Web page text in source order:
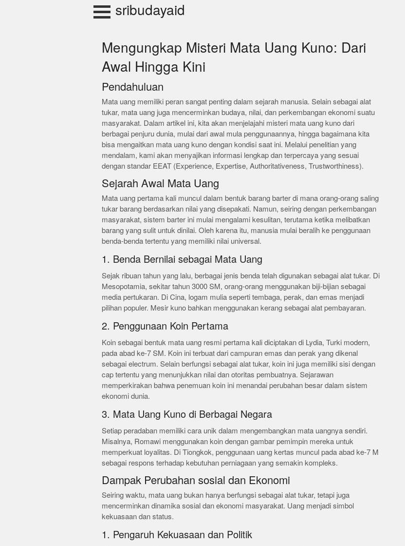
sribudayaid
Mengungkap Misteri Mata Uang Kuno: Dari
Awal Hingga Kini
Pendahuluan
Mata uang memiliki peran sangat penting dalam sejarah manusia. Selain sebagai alat
tukar, mata uang juga mencerminkan budaya, nilai, dan perkembangan ekonomi suatu
masyarakat. Dalam artikel ini, kita akan menjelajahi misteri mata uang kuno dari
berbagai penjuru dunia, mulai dari awal mula penggunaannya, hingga bagaimana kita
bisa mengaitkan mata uang kuno dengan kondisi saat ini. Melalui penelitian yang
mendalam, kami akan menyajikan informasi lengkap dan terpercaya yang sesuai
dengan standar EEAT (Experience, Expertise, Authoritativeness, Trustworthiness).
Sejarah Awal Mata Uang
Mata uang pertama kali muncul dalam bentuk barang barter di mana orang-orang saling
tukar barang berdasarkan nilai yang disepakati. Namun, seiring dengan perkembangan
masyarakat, sistem barter ini mulai mengalami kesulitan, terutama ketika melibatkan
barang yang sulit untuk dinilai. Oleh karena itu, manusia mulai beralih ke penggunaan
benda-benda tertentu yang memiliki nilai universal.
1. Benda Bernilai sebagai Mata Uang
Sejak ribuan tahun yang lalu, berbagai jenis benda telah digunakan sebagai alat tukar. Di
Mesopotamia, sekitar tahun 3000 SM, orang-orang menggunakan biji-bijian sebagai
media pertukaran. Di Cina, logam mulia seperti tembaga, perak, dan emas menjadi
pilihan populer. Mesir kuno bahkan menggunakan kerang sebagai alat pembayaran.
2. Penggunaan Koin Pertama
Koin sebagai bentuk mata uang resmi pertama kali diciptakan di Lydia, Turki modern,
pada abad ke-7 SM. Koin ini terbuat dari campuran emas dan perak yang dikenal
sebagai electrum. Selain berfungsi sebagai alat tukar, koin ini juga memiliki sisi dengan
cap tertentu yang menunjukkan nilai dan otoritas pembuatnya. Sejarawan
memperkirakan bahwa penemuan koin ini menandai perubahan besar dalam sistem
ekonomi dunia.
3. Mata Uang Kuno di Berbagai Negara
Setiap peradaban memiliki cara unik dalam mengembangkan mata uangnya sendiri.
Misalnya, Romawi menggunakan koin dengan gambar pemimpin mereka untuk
memperkuat loyalitas. Di Tiongkok, penggunaan uang kertas muncul pada abad ke-7 M
sebagai respons terhadap kebutuhan perniagaan yang semakin kompleks.
Dampak Perubahan sosial dan Ekonomi
Seiring waktu, mata uang bukan hanya berfungsi sebagai alat tukar, tetapi juga
mencerminkan dinamika sosial dan ekonomi masyarakat. Uang menjadi simbol
kekuasaan dan status.
1. Pengaruh Kekuasaan dan Politik